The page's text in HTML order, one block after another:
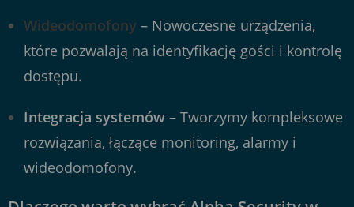
Wideodomofony – Nowoczesne urządzenia,
które pozwalają na identyfikację gości i kontrolę
dostępu.
Integracja systemów – Tworzymy kompleksowe
rozwiązania, łączące monitoring, alarmy i
wideodomofony.